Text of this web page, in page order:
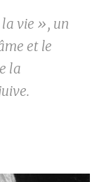
vie », un
et le
la